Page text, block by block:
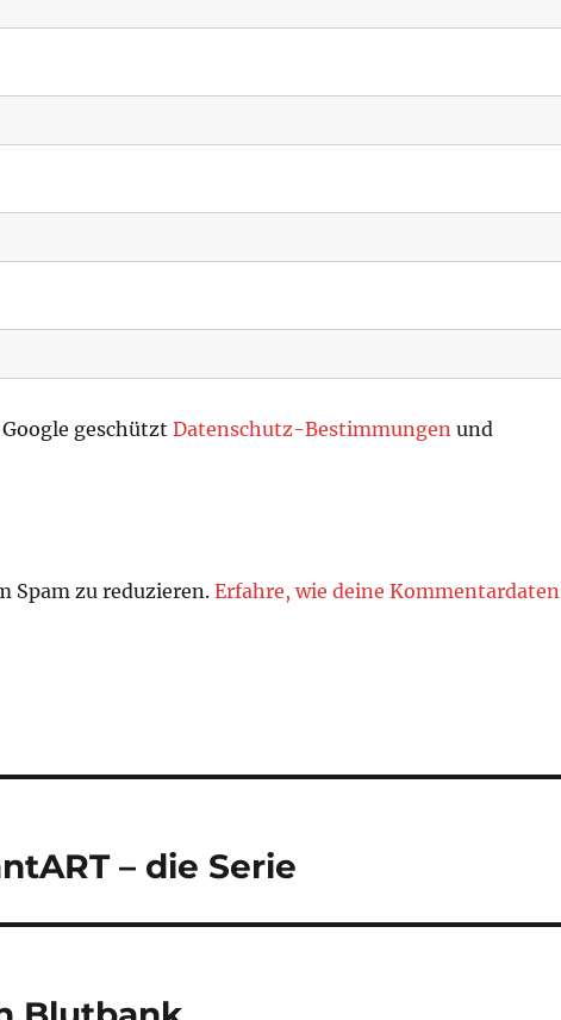
Google geschütztDatenschutz-Bestimmungen und
Spam zu reduzieren.Erfahre, wie deine Kommentardaten
– die Serie